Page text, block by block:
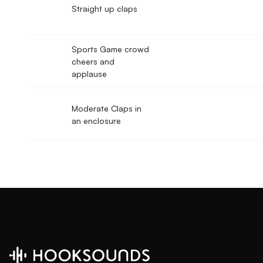
Straight up claps
Sports Game crowd
cheers and
applause
Moderate Claps in
an enclosure